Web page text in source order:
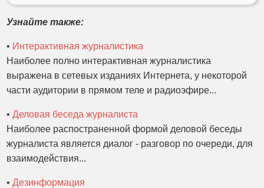
Узнайте также:
• Интерактивная журналистика
Наиболее полно интерактивная журналистика
выражена в сетевых изданиях Интернета, у некоторой
части аудитории в прямом теле и радиоэфире...
•Деловая беседа журналиста
Наиболее распостраненной формой деловой беседы
журналиста является диалог - разговор по очереди, для
взаимодействия...
•Дезинформация